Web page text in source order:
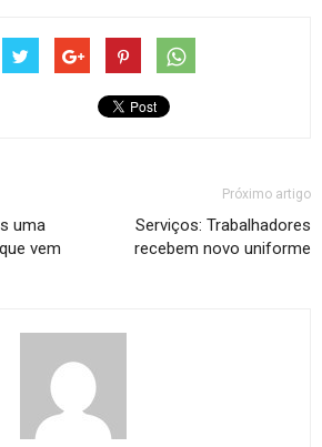
uma
vem
Próximo artigo
Serviços: Trabalhadores
recebem novo uniforme